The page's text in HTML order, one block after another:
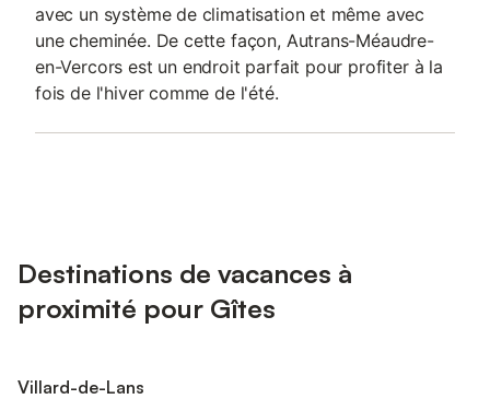
avec un système de climatisation et même avec
une cheminée. De cette façon, Autrans-Méaudre-
en-Vercors est un endroit parfait pour profiter à la
fois de l'hiver comme de l'été.
Destinations de vacances à
proximité pour Gîtes
Villard-de-Lans